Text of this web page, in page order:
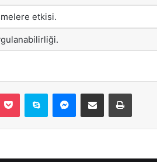
etkisi.
Pocket Skype Messenger
E-Posta ile paylaş Yazdır